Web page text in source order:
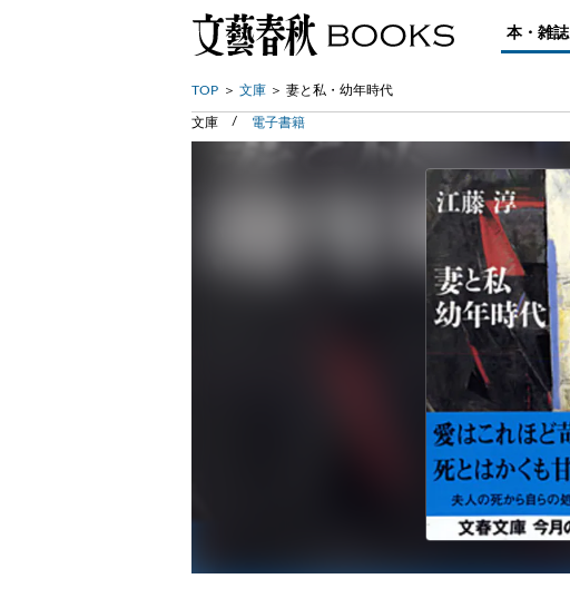
本・雑誌
TOP 文庫 妻と私・幼年時代
文庫 電子書籍